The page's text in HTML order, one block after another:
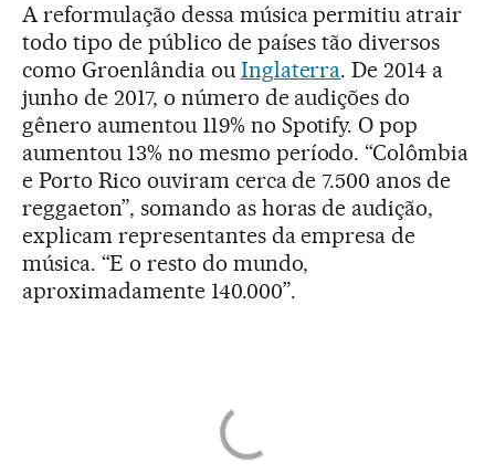
A reformulação dessa música permitiu atrair
todo tipo de público de países tão diversos
como Groenlândia ou Inglaterra. De 2014 a
junho de 2017, o número de audições do
gênero aumentou 119% no Spotify. O pop
aumentou 13% no mesmo período. “Colômbia
e Porto Rico ouviram cerca de 7.500 anos de
reggaeton”, somando as horas de audição,
explicam representantes da empresa de
música. “E o resto do mundo,
aproximadamente 140.000”.